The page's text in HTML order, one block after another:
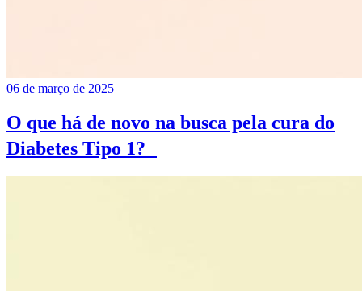
06 de março de 2025
O que há de novo na busca pela cura do
Diabetes Tipo 1?